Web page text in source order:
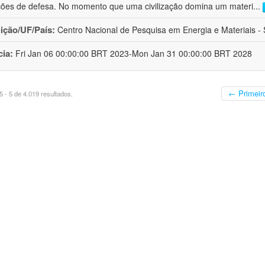
de defesa. No momento que uma civilização domina um materi...
UF/País: Centro Nacional de Pesquisa em Energia e Materiais -
Fri Jan 06 00:00:00 BRT 2023-Mon Jan 31 00:00:00 BRT 2028
- 5 de 4.019 resultados. ←